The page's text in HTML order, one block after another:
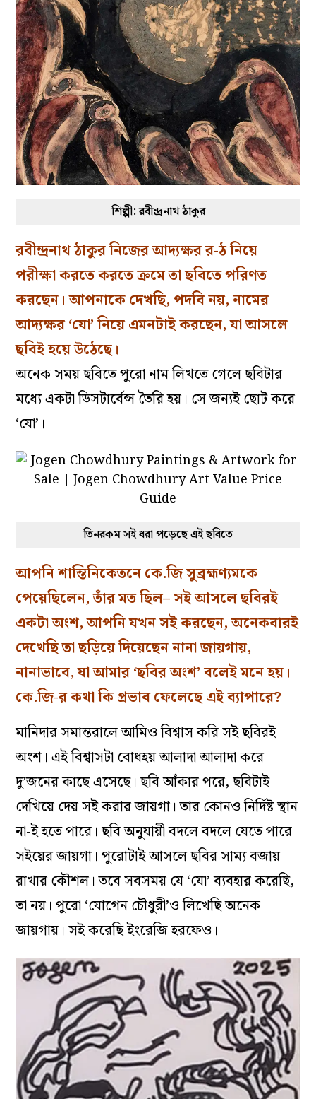
শিল্পী: রবীন্দ্রনাথ ঠাকুর
রবীন্দ্রনাথ ঠাকুর নিজের আদ্যক্ষর র-ঠ নিয়ে
পরীক্ষা করতে করতে ক্রমে তা ছবিতে পরিণত
করছেন। আপনাকে দেখছি, পদবি নয়, নামের
আদ্যক্ষর ‘যো’ নিয়ে এমনটাই করছেন, যা আসলে
ছবিই হয়ে উঠেছে।
অনেক সময় ছবিতে পুরো নাম লিখতে গেলে ছবিটার
মধ্যে একটা ডিসটার্বেন্স তৈরি হয়। সে জন্যই ছোট করে
‘যো’।
তিনরকম সই ধরা পড়েছে এই ছবিতে
আপনি শান্তিনিকেতনে কে.জি সুব্রহ্মণ্যমকে
পেয়েছিলেন, তাঁর মত ছিল– সই আসলে ছবিরই
একটা অংশ, আপনি যখন সই করছেন, অনেকবারই
দেখেছি তা ছড়িয়ে দিয়েছেন নানা জায়গায়,
নানাভাবে, যা আমার ‘ছবির অংশ’ বলেই মনে হয়।
কে.জি-র কথা কি প্রভাব ফেলেছে এই ব্যাপারে?
মানিদার সমান্তরালে আমিও বিশ্বাস করি সই ছবিরই
অংশ। এই বিশ্বাসটা বোধহয় আলাদা আলাদা করে
দু’জনের কাছে এসেছে। ছবি আঁকার পরে, ছবিটাই
দেখিয়ে দেয় সই করার জায়গা। তার কোনও নির্দিষ্ট স্থান
না-ই হতে পারে। ছবি অনুযায়ী বদলে বদলে যেতে পারে
সইয়ের জায়গা। পুরোটাই আসলে ছবির সাম্য বজায়
রাখার কৌশল। তবে সবসময় যে ‘যো’ ব্যবহার করেছি,
তা নয়। পুরো ‘যোগেন চৌধুরী’ও লিখেছি অনেক
জায়গায়। সই করেছি ইংরেজি হরফেও।